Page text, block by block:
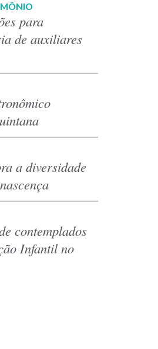
para
de auxiliares
a diversidade
contemplados
Infantil no